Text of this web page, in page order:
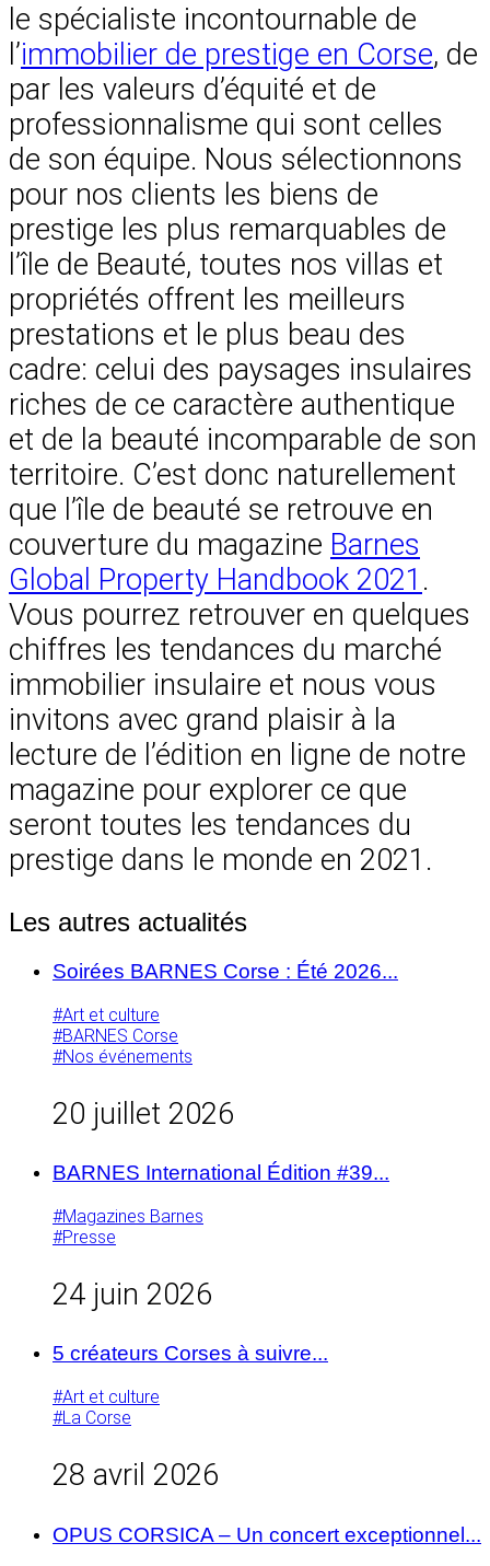
le spécialiste incontournable de
l’immobilier de prestige en Corse, de
par les valeurs d’équité et de
professionnalisme qui sont celles
de son équipe. Nous sélectionnons
pour nos clients les biens de
prestige les plus remarquables de
l’île de Beauté, toutes nos villas et
propriétés offrent les meilleurs
prestations et le plus beau des
cadre: celui des paysages insulaires
riches de ce caractère authentique
et de la beauté incomparable de son
territoire. C’est donc naturellement
que l’île de beauté se retrouve en
couverture du magazine Barnes
Global Property Handbook 2021 .
Vous pourrez retrouver en quelques
chiffres les tendances du marché
immobilier insulaire et nous vous
invitons avec grand plaisir à la
lecture de l’édition en ligne de notre
magazine pour explorer ce que
seront toutes les tendances du
prestige dans le monde en 2021.
Les autres actualités
Soirées BARNES Corse : Été 2026...
#Art et culture
#BARNES Corse
#Nos événements
20 juillet 2026
BARNES International Édition #39...
#Magazines Barnes
#Presse
24 juin 2026
5 créateurs Corses à suivre...
#Art et culture
#La Corse
28 avril 2026
OPUS CORSICA – Un concert exceptionnel...